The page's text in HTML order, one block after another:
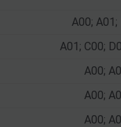
A00; A01;
A01; C00;
A00;
A00;
A00;